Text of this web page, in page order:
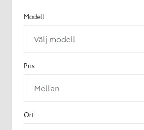
Modell
Välj modell
Pris
Mellan
Ort